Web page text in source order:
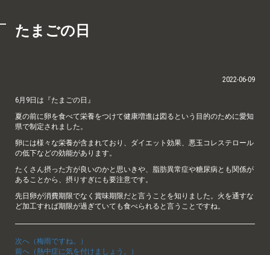
たまごの日
2022-06-09
6月9日は『たまごの日』
夏の前に卵を食べて栄養をつけて健康増進は図るという目的のために愛知
県で制定されました。
卵には様々な栄養が含まれており、ダイエット効果、悪玉コレステロール
の低下などの効能があります。
たくさん摂った方が良いのかと思いきや、脂肪異常症や糖尿病とも関係が
あることから、摂りすぎにも要注意です。
先日卵が消費期限でなく賞味期限だと言うことを知りました。火を通すな
ど加工すれば期限が過ぎていても食べられると言うことですね。
次へ（梅雨ですね。）
前へ（熱中症に気を付けましょう。）